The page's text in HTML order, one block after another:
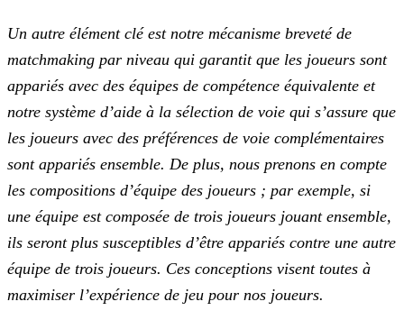
Un autre élément clé est notre mécanisme breveté de
matchmaking par niveau qui garantit que les joueurs sont
appariés avec des équipes de compétence équivalente et
notre système d’aide à la sélection de voie qui s’assure que
les joueurs avec des préférences de voie complémentaires
sont appariés ensemble. De plus, nous prenons en compte
les compositions d’équipe des joueurs ; par exemple, si
une équipe est composée de trois joueurs jouant ensemble,
ils seront plus susceptibles d’être appariés contre une autre
équipe de trois joueurs. Ces conceptions visent toutes à
maximiser l’expérience de jeu pour nos joueurs.